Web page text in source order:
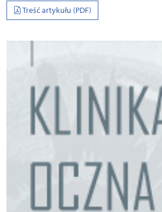
Treść artykułu (PDF)